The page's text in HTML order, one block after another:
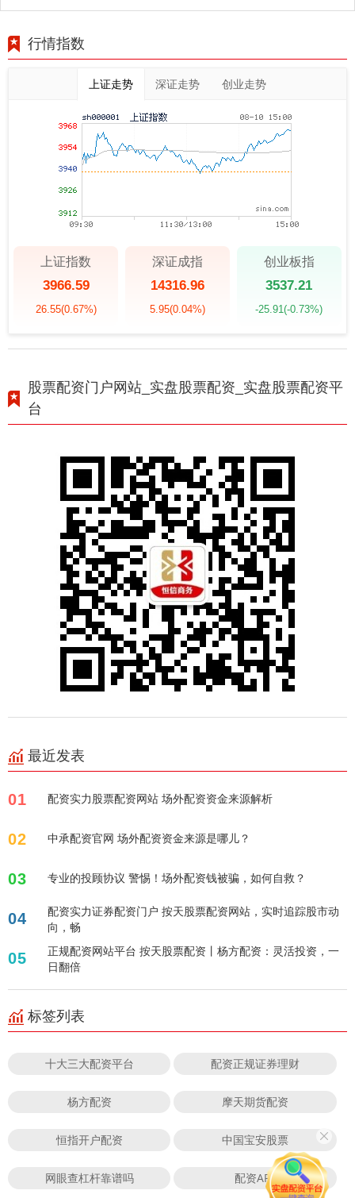
行情指数
上证走势 深证走势 创业走势
上证指数
3966.59
26.55(0.67%)
深证成指
14316.96
5.95(0.04%)
创业板指
3537.21
-25.91(-0.73%)
股票配资门户网站_实盘股票配资_实盘股票配资平
台
最近发表
01 配资实力股票配资网站 场外配资资金来源解析
02 中承配资官网 场外配资资金来源是哪儿？
03 专业的投顾协议 警惕！场外配资钱被骗，如何自救？
04
配资实力证券配资门户 按天股票配资网站，实时追踪股市动
向，畅
05
正规配资网站平台 按天股票配资丨杨方配资：灵活投资，一
日翻倍
标签列表
十大三大配资平台 配资正规证券理财
杨方配资 摩天期货配资
恒指开户配资 中国宝安股票
网眼查杠杆靠谱吗 配资APP